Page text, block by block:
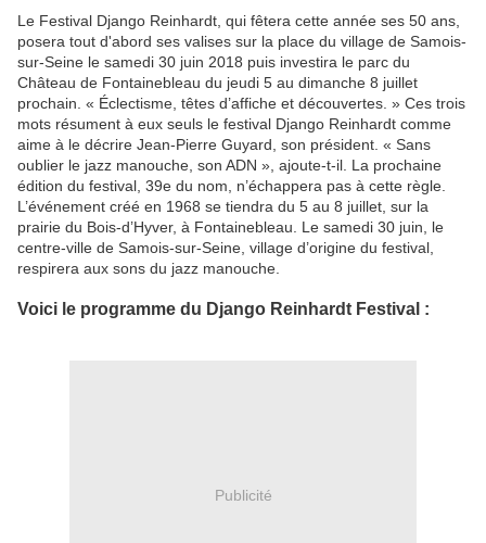
Le Festival Django Reinhardt, qui fêtera cette année ses 50 ans,
posera tout d'abord ses valises sur la place du village de Samois-
sur-Seine le samedi 30 juin 2018 puis investira le parc du
Château de Fontainebleau du jeudi 5 au dimanche 8 juillet
prochain. « Éclectisme, têtes d’affiche et découvertes. » Ces trois
mots résument à eux seuls le festival Django Reinhardt comme
aime à le décrire Jean-Pierre Guyard, son président. « Sans
oublier le jazz manouche, son ADN », ajoute-t-il. La prochaine
édition du festival, 39e du nom, n’échappera pas à cette règle.
L’événement créé en 1968 se tiendra du 5 au 8 juillet, sur la
prairie du Bois-d’Hyver, à Fontainebleau. Le samedi 30 juin, le
centre-ville de Samois-sur-Seine, village d’origine du festival,
respirera aux sons du jazz manouche.
Voici le programme du Django Reinhardt Festival :
Publicité